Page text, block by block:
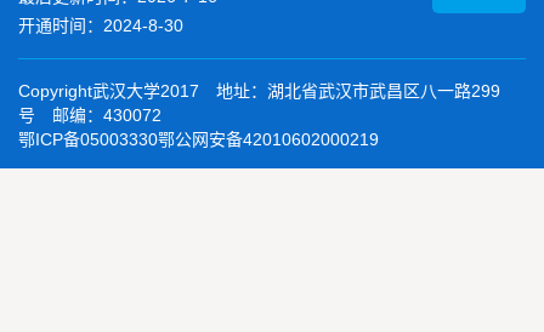
开通时间： 2024-8-30
Copyright武汉大学2017 地址：湖北省武汉市武昌区八一路299
号 邮编：430072
鄂ICP备05003330鄂公网安备42010602000219